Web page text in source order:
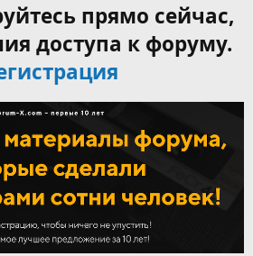
прямо сейчас,
доступа к форуму.